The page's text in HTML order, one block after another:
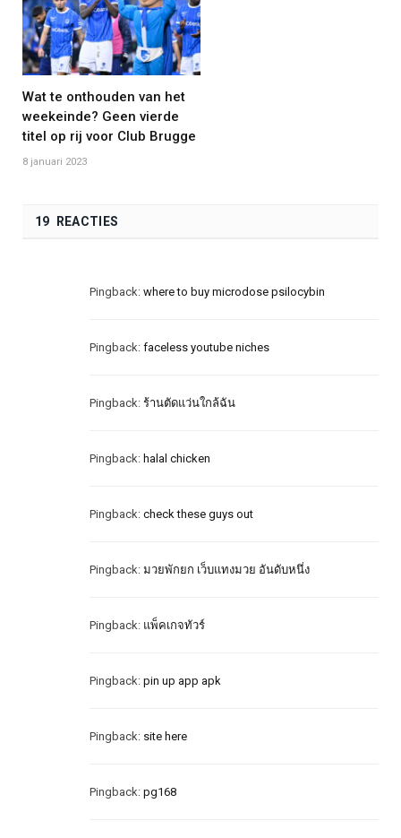
Wat te onthouden van het
weekeinde? Geen vierde
titel op rij voor Club Brugge
8 januari 2023
19 REACTIES
Pingback: where to buy microdose psilocybin
Pingback: faceless youtube niches
Pingback: ร้านตัดแว่นใกล้ฉัน
Pingback: halal chicken
Pingback: check these guys out
Pingback: มวยพักยก เว็บแทงมวย อันดับหนึ่ง
Pingback: แพ็คเกจทัวร์
Pingback: pin up app apk
Pingback: site here
Pingback: pg168